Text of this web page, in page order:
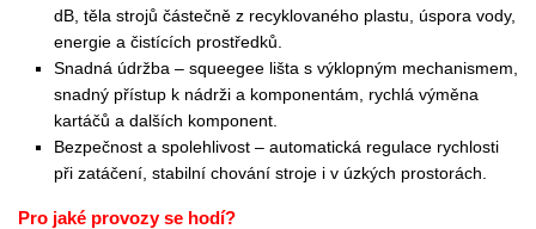
dB, těla strojů částečně z recyklovaného plastu, úspora vody,
energie a čistících prostředků.
Snadná údržba – squeegee lišta s výklopným mechanismem,
snadný přístup k nádrži a komponentám, rychlá výměna
kartáčů a dalších komponent.
Bezpečnost a spolehlivost – automatická regulace rychlosti
při zatáčení, stabilní chování stroje i v úzkých prostorách.
Pro jaké provozy se hodí?